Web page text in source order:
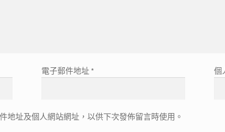
電子郵件地址 * 個
地址及個人網站網址，以供下次發佈留言時使用。